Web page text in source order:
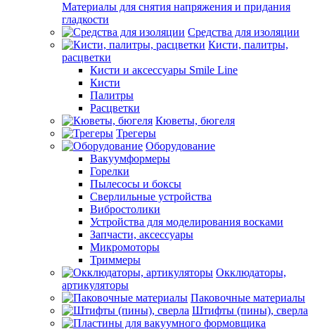
Материалы для снятия напряжения и придания
гладкости
Средства для изоляции
Кисти, палитры,
расцветки
Кисти и аксессуары Smile Line
Кисти
Палитры
Расцветки
Кюветы, бюгеля
Трегеры
Оборудование
Вакуумформеры
Горелки
Пылесосы и боксы
Сверлильные устройства
Вибростолики
Устройства для моделирования восками
Запчасти, аксессуары
Микромоторы
Триммеры
Окклюдаторы,
артикуляторы
Паковочные материалы
Штифты (пины), сверла